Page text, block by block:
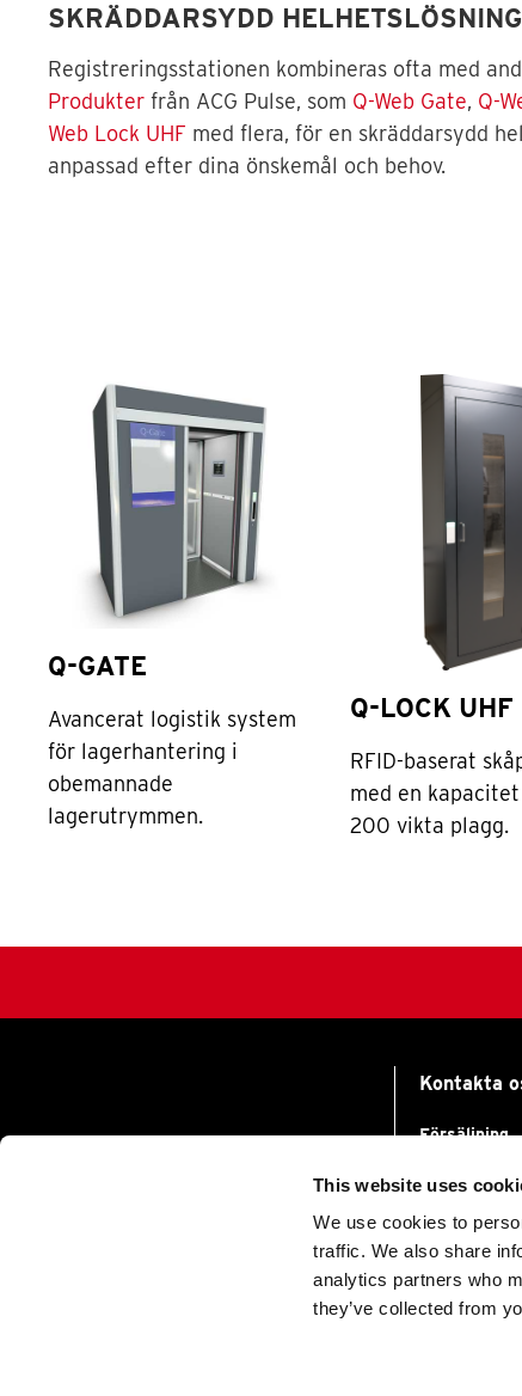
This website uses
We use cookies to
traffic. We also share
analytics partners who
they’ve collected from
SKRÄDDARSYDD HELHETSLÖSNING
Registreringsstationen kombineras ofta med
Produkter från ACG Pulse, som Q-Web Gate, Q-
Web Lock UHF med flera, för en skräddarsydd
anpassad efter dina önskemål och behov.
Q-GATE
Avancerat logistik system
för lagerhantering i
obemannade
lagerutrymmen.
Q-LOCK UHF
RFID-baserat
med en
200 vikta plagg.
Kontakta
Försäljning
Support
Tel+46 33
Ekonomi